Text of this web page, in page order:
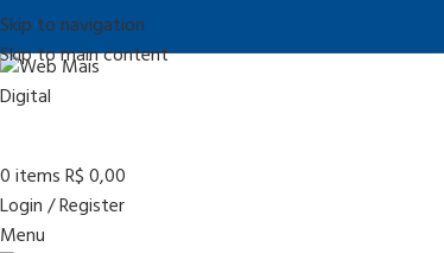
Skip to navigation
Skip to main content
0itemsR$0,00
Login / Register
Menu